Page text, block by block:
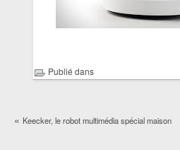
Publié dans
« Keecker, le robot multimédia spécial maison